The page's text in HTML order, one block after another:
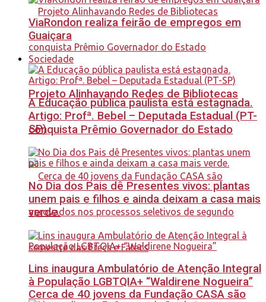
Projeto Alinhavando Redes de Bibliotecas
conquista Prêmio Governador do Estado
Cerca de 40 jovens da Fundação CASA são
ViaRondon realiza feirão de empregos em
Guaiçara
Sociedade
A Educação pública paulista está estagnada.
Artigo: Profª. Bebel – Deputada Estadual (PT-
SP)
No Dia dos Pais dê Presentes vivos: plantas
unem pais e filhos e ainda deixam a casa mais
verde.
Lins inaugura Ambulatório de Atenção Integral
à População LGBTQIA+ “Waldirene Nogueira”